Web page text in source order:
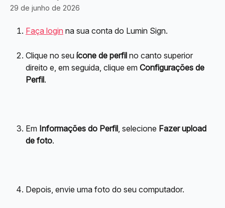
29 de junho de 2026
Faça login na sua conta do Lumin Sign.
Clique no seu ícone de perfil no canto superior
direito e, em seguida, clique em Configurações de
Perfil.
Em Informações do Perfil , selecione Fazer upload
de foto.
Depois, envie uma foto do seu computador.